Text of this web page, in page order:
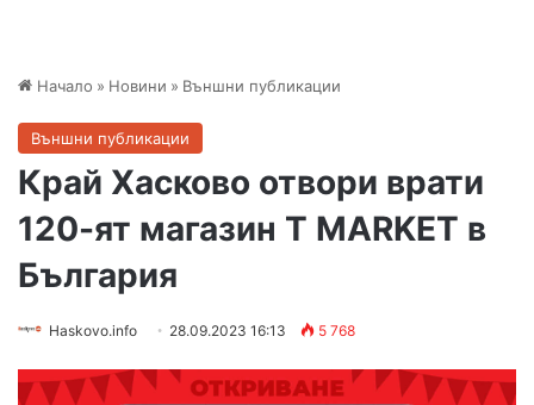
Начало » Новини » Външни публикации
Външни публикации
Край Хасково отвори врати
120-ят магазин T MARKET в
България
Haskovo.info 28.09.2023 16:13 5 768